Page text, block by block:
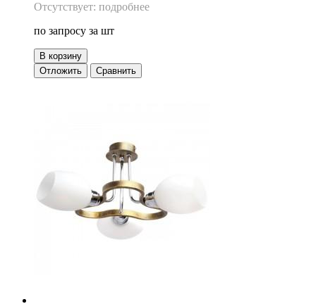
Отсутствует: подробнее
по запросу за шт
В корзину
Отложить
Сравнить